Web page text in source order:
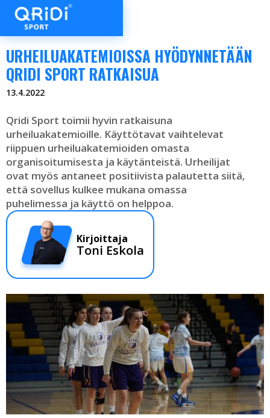
URHEILUAKATEMIOISSA HYÖDYNNETÄÄN
QRIDI SPORT RATKAISUA
13.4.2022
Qridi Sport toimii hyvin ratkaisuna
urheiluakatemioille. Käyttötavat vaihtelevat
riippuen urheiluakatemioiden omasta
organisoitumisesta ja käytänteistä. Urheilijat
ovat myös antaneet positiivista palautetta siitä,
että sovellus kulkee mukana omassa
puhelimessa ja käyttö on helppoa.
Kirjoittaja
Toni Eskola